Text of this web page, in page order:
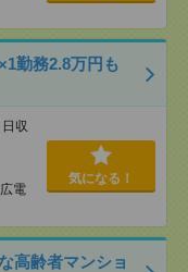
勤務2.8万円も
収
広電
気になる！
高齢者マンショ